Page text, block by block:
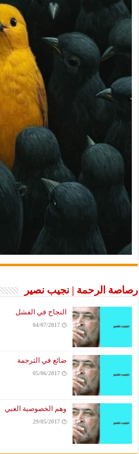
رصاصة الرحمة | نجيب نصير
النجاح في الفشل
04/07/2017
ضائع في الترجمة
05/06/2017
وهم الخصوصية الغبي
29/05/2017